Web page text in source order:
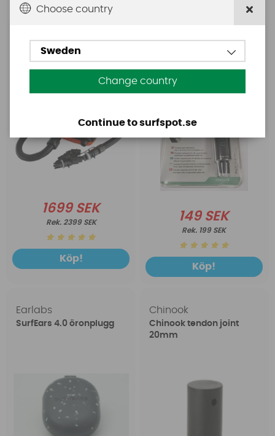
Base
1699 SEK
2399 SEK
Köp!
149 SEK
199 SEK
Köp!
Earlabs
SurfEars 4.0 öronplugg
Chinook
Chinook tendon joint
20mm
Choose country
Sweden
Change country
Continue to surfspot.se